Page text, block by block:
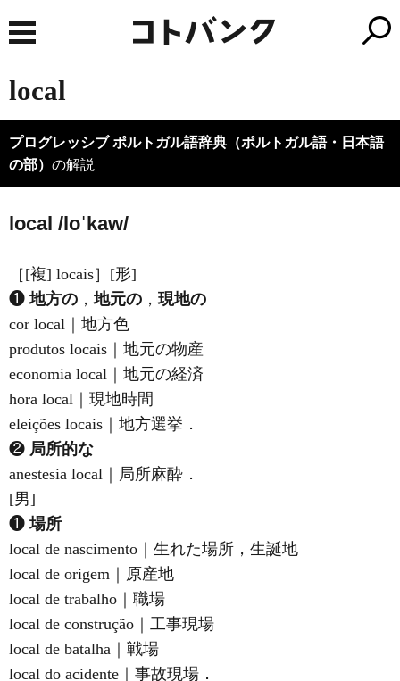
local
プログレッシブ ポルトガル語辞典（ポルトガル語・日本語
の部） の解説
local /loˈkaw/
［[複] locais］[形]
❶地方の ，地元の ， 現地の
cor local｜地方色
produtos locais｜地元の物産
economia local｜地元の経済
hora local｜現地時間
eleições locais｜地方選挙．
❷ 局所的な
anestesia local｜局所麻酔．
[男]
❶場所
local de nascimento｜生れた場所，生誕地
local de origem｜原産地
local de trabalho｜職場
local de construção｜工事現場
local de batalha｜戦場
local do acidente｜事故現場．